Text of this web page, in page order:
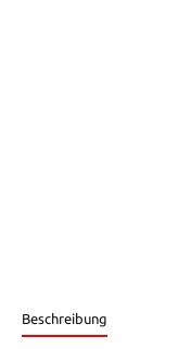
Beschreibung